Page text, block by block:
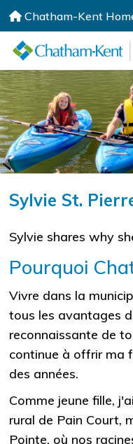
Chatham-Kent
Sylvie St.
Sylvie shares why
Pourquoi
Vivre dans la
tous les avantages
reconnaissante de
continue à offrir ma
des années.
Comme jeune fille,
rural de Pain Court,
Pointe, où nos